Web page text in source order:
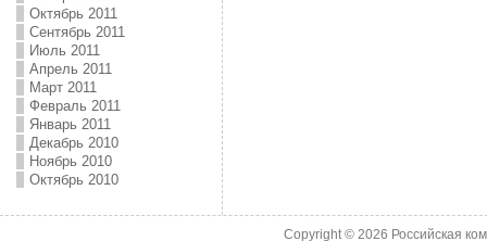
Октябрь 2011
Сентябрь 2011
Июль 2011
Апрель 2011
Март 2011
Февраль 2011
Январь 2011
Декабрь 2010
Ноябрь 2010
Октябрь 2010
Copyright © 2026 Российская